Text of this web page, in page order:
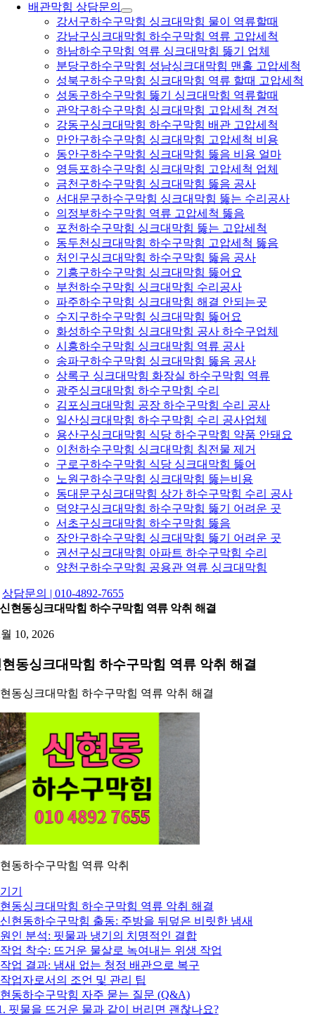
배관막힘 상담문의
강서구하수구막힘 싱크대막힘 물이 역류할때
강남구싱크대막힘 하수구막힘 역류 고압세척
하남하수구막힘 역류 싱크대막힘 뚫기 업체
분당구하수구막힘 성남싱크대막힘 맨홀 고압세척
성북구하수구막힘 싱크대막힘 역류 할때 고압세척
성동구하수구막힘 뚫기 싱크대막힘 역류할때
관악구하수구막힘 싱크대막힘 고압세척 견적
강동구싱크대막힘 하수구막힘 배관 고압세척
만안구하수구막힘 싱크대막힘 고압세척 비용
동안구하수구막힘 싱크대막힘 뚫음 비용 얼마
영등포하수구막힘 싱크대막힘 고압세척 업체
금천구하수구막힘 싱크대막힘 뚫음 공사
서대문구하수구막힘 싱크대막힘 뚫는 수리공사
의정부하수구막힘 역류 고압세척 뚫음
포천하수구막힘 싱크대막힘 뚫는 고압세척
동두천싱크대막힘 하수구막힘 고압세척 뚫음
처인구싱크대막힘 하수구막힘 뚫음 공사
기흥구하수구막힘 싱크대막힘 뚫어요
부천하수구막힘 싱크대막힘 수리공사
파주하수구막힘 싱크대막힘 해결 안되는곳
수지구하수구막힘 싱크대막힘 뚫어요
화성하수구막힘 싱크대막힘 공사 하수구업체
시흥하수구막힘 싱크대막힘 역류 공사
송파구하수구막힘 싱크대막힘 뚫음 공사
상록구 싱크대막힘 화장실 하수구막힘 역류
광주싱크대막힘 하수구막힘 수리
김포싱크대막힘 공장 하수구막힘 수리 공사
일산싱크대막힘 하수구막힘 수리 공사업체
용산구싱크대막힘 식당 하수구막힘 약품 안돼요
이천하수구막힘 싱크대막힘 침전물 제거
구로구하수구막힘 식당 싱크대막힘 뚫어
노원구하수구막힘 싱크대막힘 뚫는비용
동대문구싱크대막힘 상가 하수구막힘 수리 공사
덕양구싱크대막힘 하수구막힘 뚫기 어려운 곳
서초구싱크대막힘 하수구막힘 뚫음
장안구하수구막힘 싱크대막힘 뚫기 어려운 곳
권선구싱크대막힘 아파트 하수구막힘 수리
양천구하수구막힘 공용관 역류 싱크대막힘
상담문의 | 010-4892-7655
신현동싱크대막힘 하수구막힘 역류 악취 해결
10, 2026
동싱크대막힘 하수구막힘 역류 악취 해결
동싱크대막힘 하수구막힘 역류 악취 해결
동하수구막힘 역류 악취
기
동싱크대막힘 하수구막힘 역류 악취 해결
현동하수구막힘 출동: 주방을 뒤덮은 비릿한 냄새
인 분석: 핏물과 냉기의 치명적인 결합
업 착수: 뜨거운 물살로 녹여내는 위생 작업
업 결과: 냄새 없는 청정 배관으로 복구
업자로서의 조언 및 관리 팁
동하수구막힘 자주 묻는 질문 (Q&A)
핏물을 뜨거운 물과 같이 버리면 괜찮나요?